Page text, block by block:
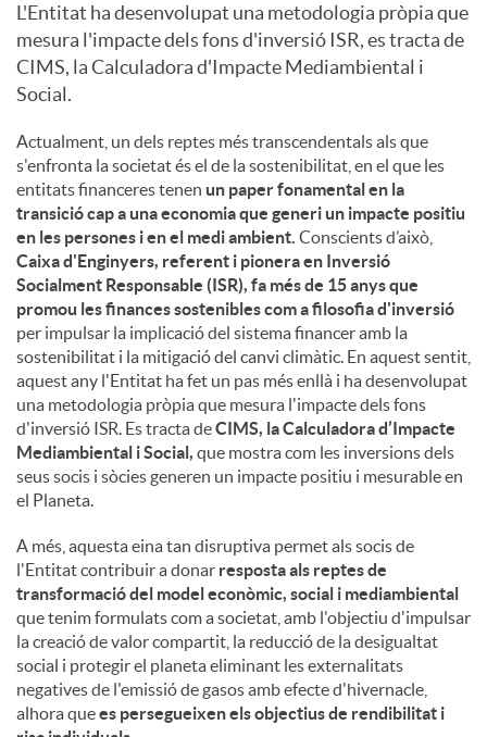
L'Entitat ha desenvolupat una metodologia pròpia que
mesura l'impacte dels fons d'inversió ISR, es tracta de
CIMS, la Calculadora d'Impacte Mediambiental i
Social.
Actualment, un dels reptes més transcendentals als que
s'enfronta la societat és el de la sostenibilitat, en el que les
entitats financeres tenen un paper fonamental en la
transició cap a una economia que generi un impacte positiu
en les persones i en el medi ambient. Conscients d’això,
Caixa d'Enginyers, referent i pionera en Inversió
Socialment Responsable (ISR), fa més de 15 anys que
promou les finances sostenibles com a filosofia d'inversió
per impulsar la implicació del sistema financer amb la
sostenibilitat i la mitigació del canvi climàtic. En aquest sentit,
aquest any l'Entitat ha fet un pas més enllà i ha desenvolupat
una metodologia pròpia que mesura l'impacte dels fons
d'inversió ISR. Es tracta deCIMS, la Calculadora d’Impacte
Mediambiental i Social, que mostra com les inversions dels
seus socis i sòcies generen un impacte positiu i mesurable en
el Planeta.
A més, aquesta eina tan disruptiva permet als socis de
l'Entitat contribuir a donar resposta als reptes de
transformació del model econòmic, social i mediambiental
que tenim formulats com a societat, amb l'objectiu d'impulsar
la creació de valor compartit, la reducció de la desigualtat
social i protegir el planeta eliminant les externalitats
negatives de l'emissió de gasos amb efecte d'hivernacle,
alhora quees persegueixen els objectius de rendibilitat i